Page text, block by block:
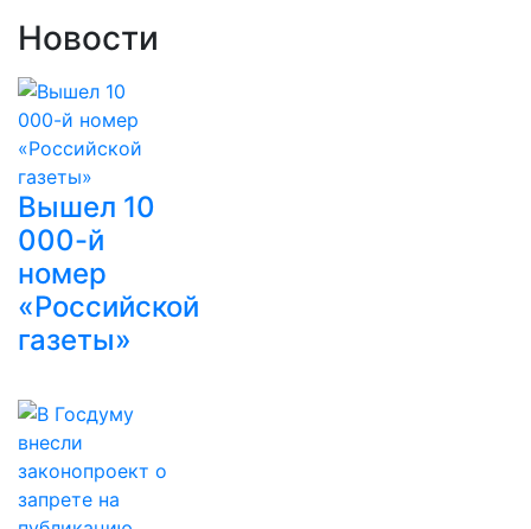
Новости
Вышел 10
000-й
номер
«Российской
газеты»